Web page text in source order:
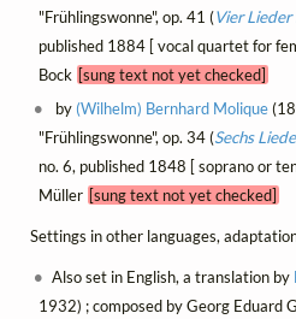
"Frühlingswonne", op. 41 (Vier Lieder
published 1884 [ vocal quartet for
Bock [sung text not yet checked]
by (Wilhelm) Bernhard Molique
"Frühlingswonne", op. 34 (Sechs
no. 6, published 1848 [ soprano or
Müller [sung text not yet checked]
Settings in other languages,
Also set in English, a translation by
1932) ; composed by Georg Eduard